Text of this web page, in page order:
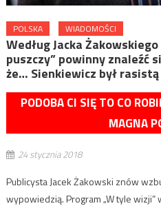
POLSKA WIADOMOŚCI
Według Jacka
puszczy” powinny znaleźć
że… Sienkiewicz był rasistą
PODOBA CI SIĘ TO CO
MAGNA
24 stycznia 2018
Publicysta Jacek Żakowski znów
wypowiedzią. Program „W tyle wizji”